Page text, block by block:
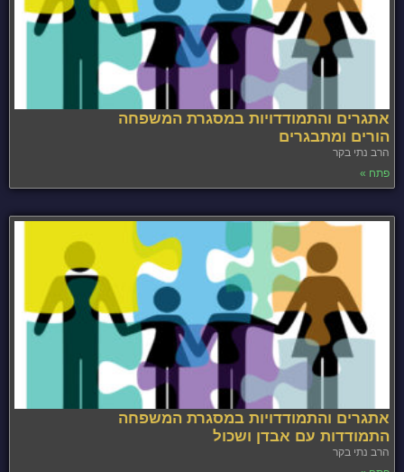
אתגרים והתמודדויות במסגרת המשפחה
הורים ומתבגרים
הרב נתי בקר
פתח »
אתגרים והתמודדויות במסגרת המשפחה
התמודדות עם אבדן ושכול
הרב נתי בקר